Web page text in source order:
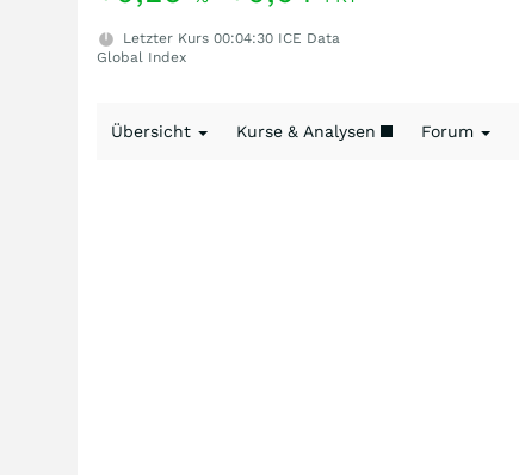
Letzter Kurs 00:04:30 ICE Data
Global Index
Übersicht Kurse & Analysen Forum